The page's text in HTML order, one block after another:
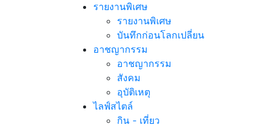
รายงานพิเศษ
รายงานพิเศษ
บันทึกก่อนโลกเปลี่ยน
อาชญากรรม
อาชญากรรม
สังคม
อุบัติเหตุ
ไลฟ์สไตล์
กิน - เที่ยว